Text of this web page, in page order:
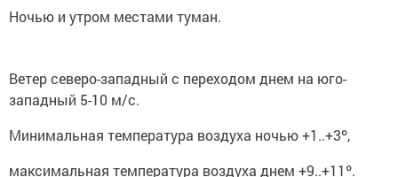
Ночью и утром местами туман.
Ветер северо-западный с переходом днем на юго-
западный 5-10 м/с.
Минимальная температура воздуха ночью +1..+3º,
максимальная температура воздуха днем +9..+11º.